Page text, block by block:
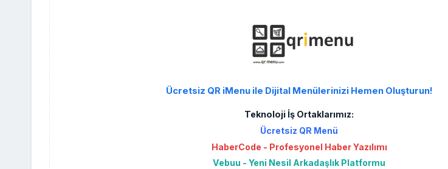
Ücretsiz QR iMenu ile Dijital Menülerinizi Hemen Oluşturun!
Teknoloji İş Ortaklarımız:
Ücretsiz QR Menü
HaberCode - Profesyonel Haber Yazılımı
Vebuu - Yeni Nesil Arkadaşlık Platformu